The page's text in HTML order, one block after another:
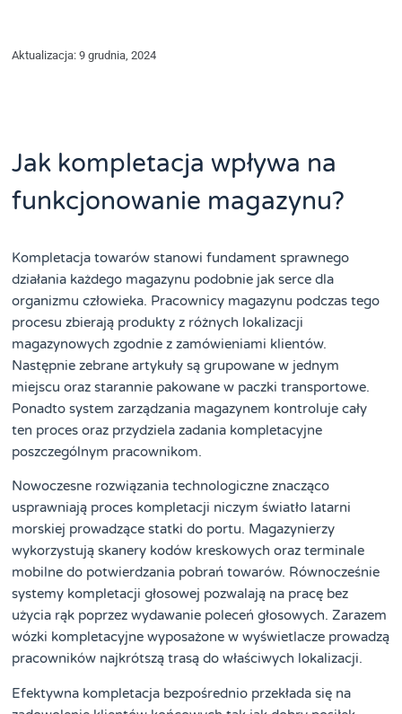
Aktualizacja: 9 grudnia, 2024
Jak kompletacja wpływa na
funkcjonowanie magazynu?
Kompletacja towarów stanowi fundament sprawnego
działania każdego magazynu podobnie jak serce dla
organizmu człowieka. Pracownicy magazynu podczas tego
procesu zbierają produkty z różnych lokalizacji
magazynowych zgodnie z zamówieniami klientów.
Następnie zebrane artykuły są grupowane w jednym
miejscu oraz starannie pakowane w paczki transportowe.
Ponadto system zarządzania magazynem kontroluje cały
ten proces oraz przydziela zadania kompletacyjne
poszczególnym pracownikom.
Nowoczesne rozwiązania technologiczne znacząco
usprawniają proces kompletacji niczym światło latarni
morskiej prowadzące statki do portu. Magazynierzy
wykorzystują skanery kodów kreskowych oraz terminale
mobilne do potwierdzania pobrań towarów. Równocześnie
systemy kompletacji głosowej pozwalają na pracę bez
użycia rąk poprzez wydawanie poleceń głosowych. Zarazem
wózki kompletacyjne wyposażone w wyświetlacze prowadzą
pracowników najkrótszą trasą do właściwych lokalizacji.
Efektywna kompletacja bezpośrednio przekłada się na